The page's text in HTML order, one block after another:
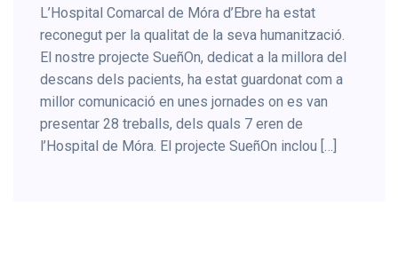
L’Hospital Comarcal de Móra d’Ebre ha estat
reconegut per la qualitat de la seva humanització.
El nostre projecte SueñOn, dedicat a la millora del
descans dels pacients, ha estat guardonat com a
millor comunicació en unes jornades on es van
presentar 28 treballs, dels quals 7 eren de
l’Hospital de Móra. El projecte SueñOn inclou […]